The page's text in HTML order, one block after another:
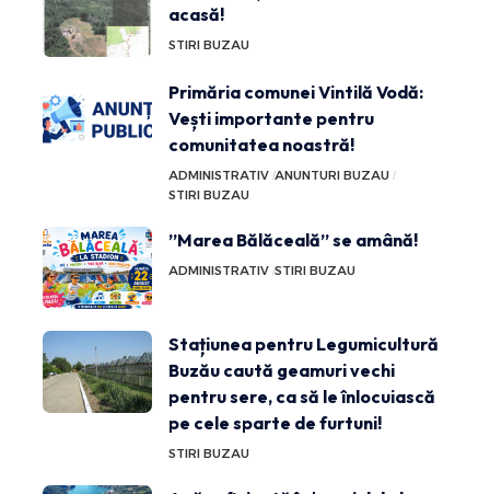
acasă!
STIRI BUZAU
Primăria comunei Vintilă Vodă:
Vești importante pentru
comunitatea noastră!
ADMINISTRATIV ANUNTURI BUZAU
STIRI BUZAU
”Marea Bălăceală” se amână!
ADMINISTRATIV STIRI BUZAU
Stațiunea pentru Legumicultură
Buzău caută geamuri vechi
pentru sere, ca să le înlocuiască
pe cele sparte de furtuni!
STIRI BUZAU